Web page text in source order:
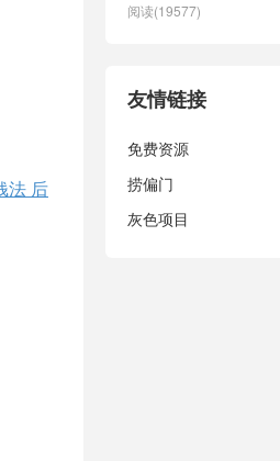
法 后
阅读(19577)
友情链接
免费资源
捞偏门
灰色项目